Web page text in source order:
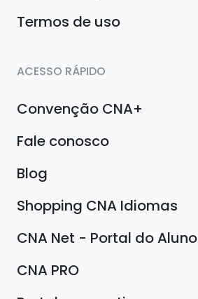
Termos de uso
ACESSO RÁPIDO
Convenção CNA+
Fale conosco
Blog
Shopping CNA Idiomas
CNA Net - Portal do Aluno
CNA PRO